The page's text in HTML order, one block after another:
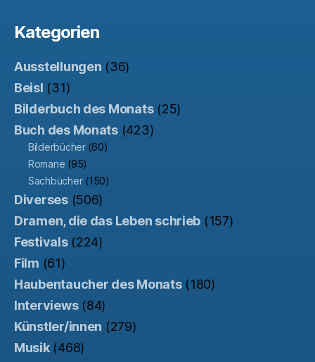
Kategorien
Ausstellungen (36)
Beisl (31)
Bilderbuch des Monats(25)
Buch des Monats(423)
Bilderbücher(60)
Romane (95)
Sachbücher(150)
Diverses(506)
Dramen, die das Leben schrieb (157)
Festivals(224)
Film (61)
Haubentaucher des Monats(180)
Interviews(84)
Künstler/innen (279)
Musik(468)